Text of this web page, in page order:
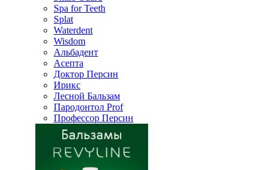
Spa for Teeth
Splat
Waterdent
Wisdom
Альбадент
Асепта
Доктор Персин
Ирикс
Лесной Бальзам
Пародонтол Prof
Профессор Персин